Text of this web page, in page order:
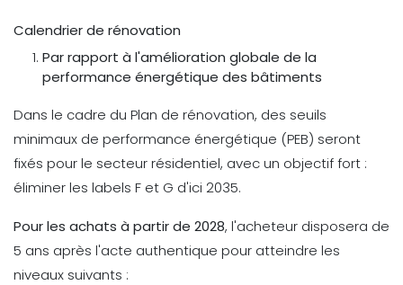
Calendrier de rénovation
Par rapport à l'amélioration globale de la
performance énergétique des bâtiments
Dans le cadre du Plan de rénovation, des seuils
minimaux de performance énergétique (PEB) seront
fixés pour le secteur résidentiel, avec un objectif fort :
éliminer les labels F et G d'ici 2035.
Pour les achats à partir de 2028, l'acheteur disposera de
5 ans après l'acte authentique pour atteindre les
niveaux suivants :